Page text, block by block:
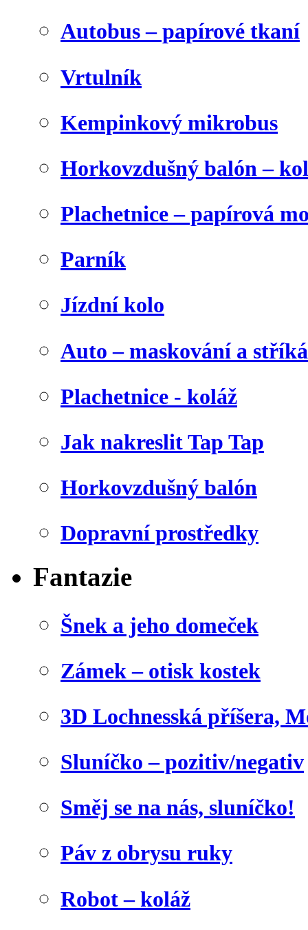
Autobus – papírové tkaní
Vrtulník
Kempinkový mikrobus
Horkovzdušný balón –
Plachetnice – papírová
Parník
Jízdní kolo
Auto – maskování a
Plachetnice - koláž
Jak nakreslit Tap Tap
Horkovzdušný balón
Dopravní prostředky
Fantazie
Šnek a jeho domeček
Zámek – otisk kostek
3D Lochnesská příšera,
Sluníčko – pozitiv/negativ
Směj se na nás, sluníčko!
Páv z obrysu ruky
Robot – koláž